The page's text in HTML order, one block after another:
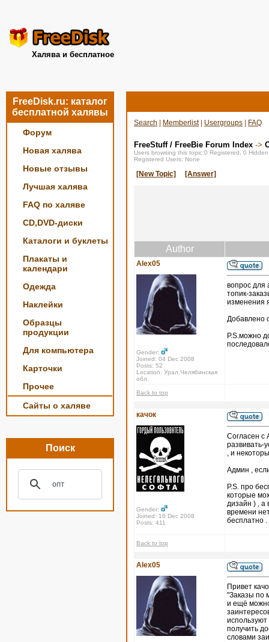
Халява и бесплатное
FreeDisk.ru: каталог
бесплатной халявы
Форум
Новая халява
Новые отзывы
Лучшая халява
FAQ по халяве
CD,DVD-диски
Каталоги и буклеты
Плакаты и
календари
Одежда
Наклейки
Образцы
продукции
Для компьютера
Карточки
Прочее
Сайты о халяве
Поиск
Search Memberlist| Usergroups FAQ
FreeStuff / FreeBie Forum Index ->
Users browsing this topic:0 Registered, 0
Registered Users: None
[New Topic] [Answer]
Author
Alex05
Gender:
Joined: 04 Dec 2008
Posts: 52
Location: Урал,Челябинская
обл.
вопрос для
топик-
изменения
Добавлено
P.S.можно
Back to top
качок
Gender:
Joined: 16 Dec 2008
Posts: 411
Согласен с
развивать-
, и
Админ ,
P.S. про
которые
дизайн ) , а
времени
бесплатно
Back to top
Alex05
Привет
"Заказы по
и ещё
получить
словами